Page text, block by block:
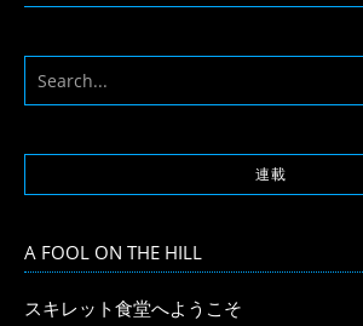
連載
A FOOL ON THE HILL
スキレット食堂へようこそ